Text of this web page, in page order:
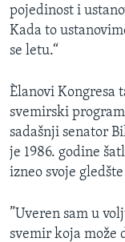
INTERVJU
pojedinost i
Kada to
se letu.“
Èlanovi Kongresa
svemirski
sadašnji senator
je 1986. godine
izneo svoje
”Uveren sam u
svemir koja može